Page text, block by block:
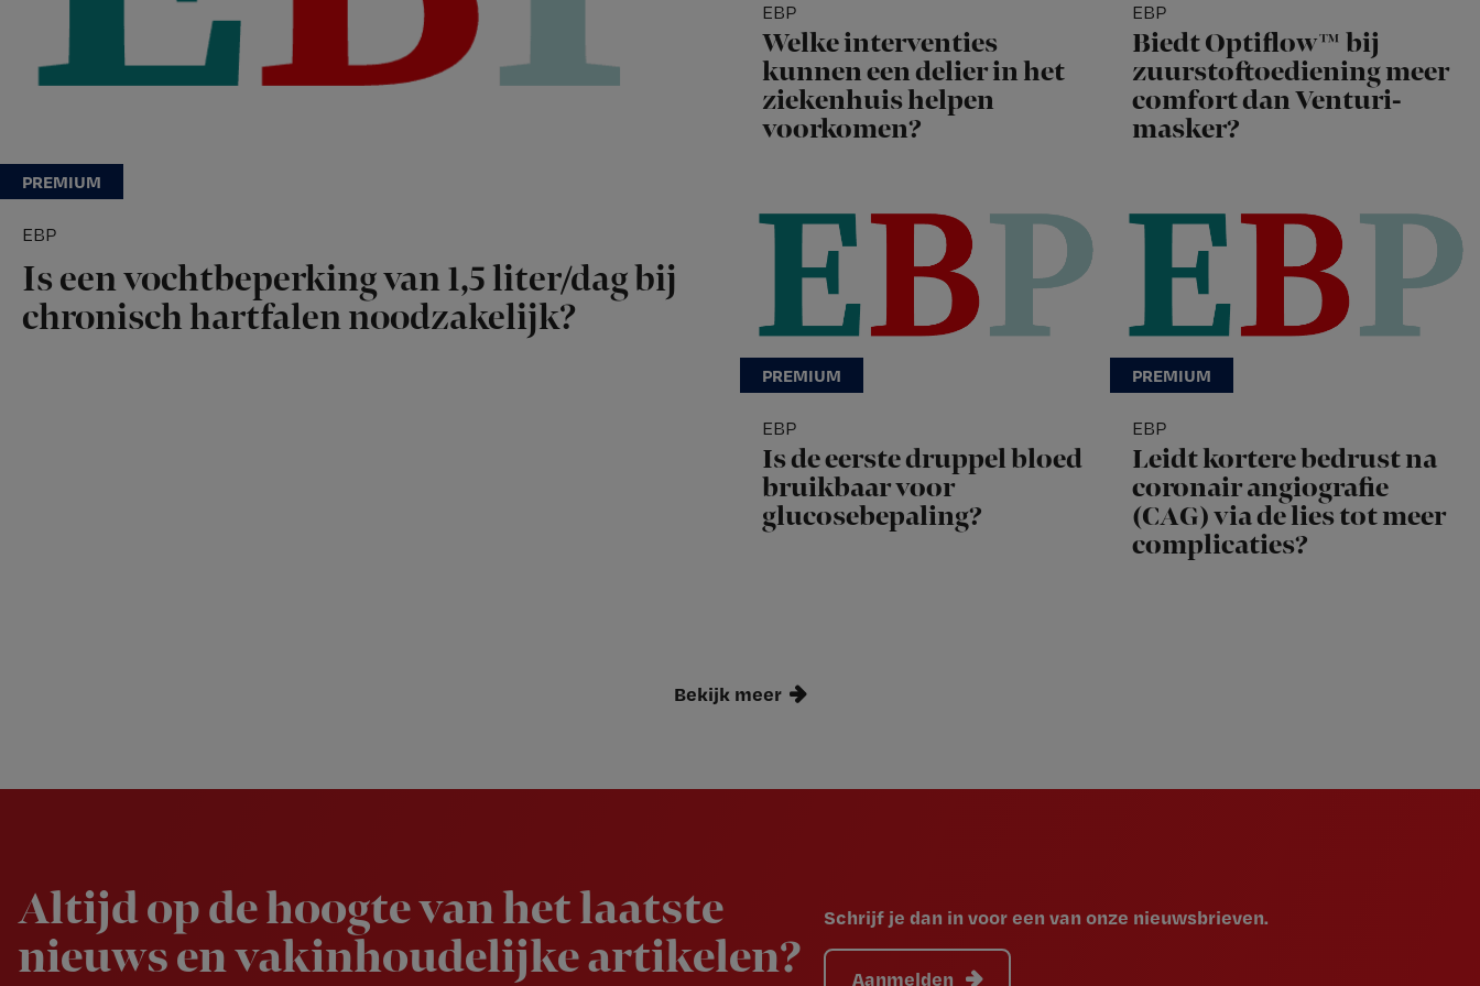
EBP
Is een vochtbeperking van 1,5 liter/dag bij
chronisch hartfalen noodzakelijk?
EBP
Welke interventies
kunnen een delier in het
ziekenhuis helpen
voorkomen?
EBP
Biedt Optiflow™ bij
zuurstoftoediening meer
comfort dan Venturi-
masker?
EBP
Is de eerste druppel bloed
bruikbaar voor
glucosebepaling?
EBP
Leidt kortere bedrust na
coronair angiografie
(CAG) via de lies tot meer
complicaties?
Bekijk meer
Altijd op de hoogte van het laatste
nieuws en vakinhoudelijke artikelen?
Schrijf je dan in voor een van onze nieuwsbrieven.
Aanmelden